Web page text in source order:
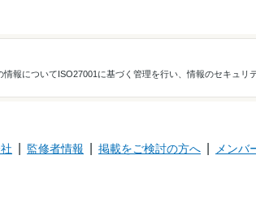
-
75.0m²
195.43m²
報についてISO27001に基づく管理を行い、情報のセキュリ
監修者情報 掲載をご検討の方へ
メンバ